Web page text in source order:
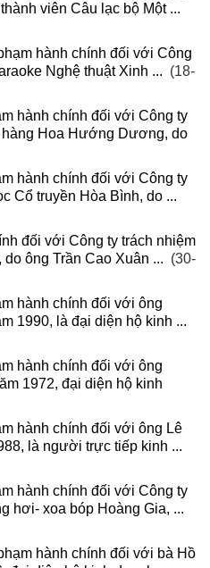
viên Câu lạc bộ Một ...
hành chính đối với Công
Nghệ thuật Xinh ... (18-
hành chính đối với Công ty
Hoa Hướng Dương, do
hành chính đối với Công ty
Cổ truyền Hòa Bình, do ...
đối với Công ty trách nhiệm
ông Trần Cao Xuân ... (30-
hành chính đối với ông
1990, là đại diện hộ kinh ...
hành chính đối với ông
1972, đại diện hộ kinh
hành chính đối với ông Lê
là người trực tiếp kinh ...
hành chính đối với Công ty
hơi- xoa bóp Hoàng Gia, ...
hành chính đối với bà Hồ